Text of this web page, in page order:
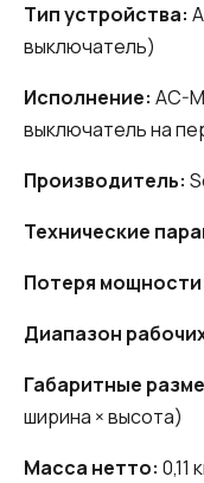
Тип устройства:
выключатель)
Исполнение: AC-
выключатель на
Производитель:
Технические
Потеря
Диапазон
Габаритные
ширина × высота)
Масса нетто: 0,11